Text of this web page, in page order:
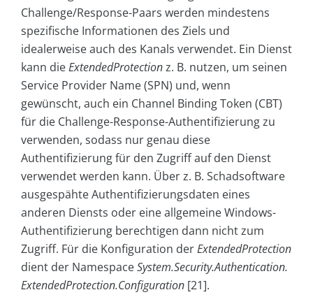
Challenge/Response-Paars werden mindestens
spezifische Informationen des Ziels und
idealerweise auch des Kanals verwendet. Ein Dienst
kann dieExtendedProtectionz. B. nutzen, um seinen
Service Provider Name (SPN) und, wenn
gewünscht, auch ein Channel Binding Token (CBT)
für die Challenge-Response-Authentifizierung zu
verwenden, sodass nur genau diese
Authentifizierung für den Zugriff auf den Dienst
verwendet werden kann. Über z. B. Schadsoftware
ausgespähte Authentifizierungsdaten eines
anderen Diensts oder eine allgemeine Windows-
Authentifizierung berechtigen dann nicht zum
Zugriff. Für die Konfiguration derExtendedProtection
dient der NamespaceSystem.Security.Authentication.
ExtendedProtection.Configuration [21].